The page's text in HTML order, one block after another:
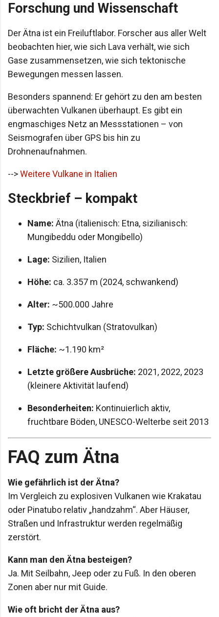
Forschung und Wissenschaft
Der Ätna ist ein Freiluftlabor. Forscher aus aller Welt
beobachten hier, wie sich Lava verhält, wie sich
Gase zusammensetzen, wie sich tektonische
Bewegungen messen lassen.
Besonders spannend: Er gehört zu den am besten
überwachten Vulkanen überhaupt. Es gibt ein
engmaschiges Netz an Messstationen – von
Seismografen über GPS bis hin zu
Drohnenaufnahmen.
-->Weitere Vulkane in Italien
Steckbrief – kompakt
Name: Ätna (italienisch: Etna, sizilianisch:
Mungibeddu oder Mongibello)
Lage: Sizilien, Italien
Höhe: ca. 3.357 m (2024, schwankend)
Alter: ~500.000 Jahre
Typ: Schichtvulkan (Stratovulkan)
Fläche: ~1.190 km²
Letzte größere Ausbrüche: 2021, 2022, 2023
(kleinere Aktivität laufend)
Besonderheiten: Kontinuierlich aktiv,
fruchtbare Böden, UNESCO-Welterbe seit 2013
FAQ zum Ätna
Wie gefährlich ist der Ätna?
Im Vergleich zu explosiven Vulkanen wie Krakatau
oder Pinatubo relativ „handzahm“. Aber Häuser,
Straßen und Infrastruktur werden regelmäßig
zerstört.
Kann man den Ätna besteigen?
Ja. Mit Seilbahn, Jeep oder zu Fuß. In den oberen
Zonen aber nur mit Guide.
Wie oft bricht der Ätna aus?